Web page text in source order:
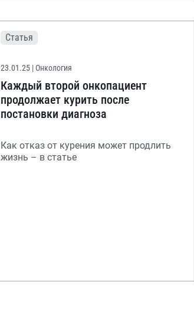
Статья
23.01.25 | Онкология
Каждый второй онкопациент
продолжает курить после
постановки диагноза
Как отказ от курения может продлить
жизнь – в статье